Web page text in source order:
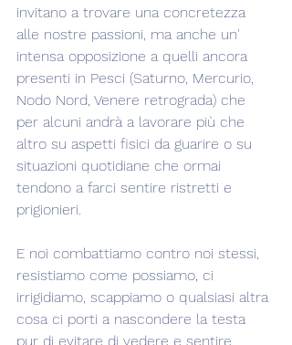
invitano a trovare una concretezza
alle nostre passioni, ma anche un'
intensa opposizione a quelli ancora
presenti in Pesci (Saturno, Mercurio,
Nodo Nord, Venere retrograda) che
per alcuni andrà a lavorare più che
altro su aspetti fisici da guarire o su
situazioni quotidiane che ormai
tendono a farci sentire ristretti e
prigionieri.
E noi combattiamo contro noi stessi,
resistiamo come possiamo, ci
irrigidiamo, scappiamo o qualsiasi altra
cosa ci porti a nascondere la testa
pur di evitare di vedere e sentire